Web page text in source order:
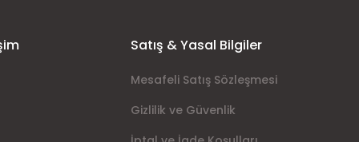
Satış & Yasal Bilgiler
Mesafeli Satış Sözleşmesi
Gizlilik ve Güvenlik